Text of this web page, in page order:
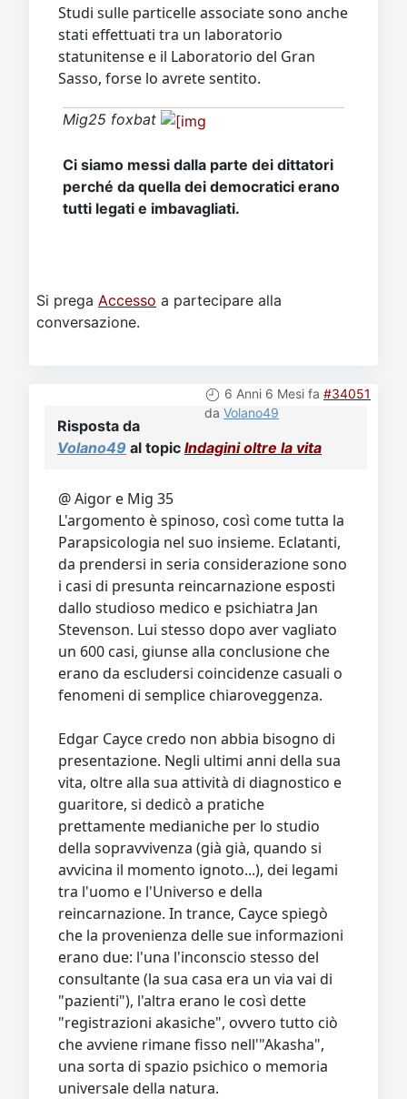
Studi sulle particelle associate sono anche
stati effettuati tra un laboratorio
statunitense e il Laboratorio del Gran
Sasso, forse lo avrete sentito.
Mig25 foxbat
Ci siamo messi dalla parte dei dittatori
perché da quella dei democratici erano
tutti legati e imbavagliati.
Si prega Accesso a partecipare alla
conversazione.
6 Anni 6 Mesi fa #34051
da Volano49
Risposta da
Volano49 al topic Indagini oltre la vita
@ Aigor e Mig 35
L'argomento è spinoso, così come tutta la
Parapsicologia nel suo insieme. Eclatanti,
da prendersi in seria considerazione sono
i casi di presunta reincarnazione esposti
dallo studioso medico e psichiatra Jan
Stevenson. Lui stesso dopo aver vagliato
un 600 casi, giunse alla conclusione che
erano da escludersi coincidenze casuali o
fenomeni di semplice chiaroveggenza.
Edgar Cayce credo non abbia bisogno di
presentazione. Negli ultimi anni della sua
vita, oltre alla sua attività di diagnostico e
guaritore, si dedicò a pratiche
prettamente medianiche per lo studio
della sopravvivenza (già già, quando si
avvicina il momento ignoto...), dei legami
tra l'uomo e l'Universo e della
reincarnazione. In trance, Cayce spiegò
che la provenienza delle sue informazioni
erano due: l'una l'inconscio stesso del
consultante (la sua casa era un via vai di
"pazienti"), l'altra erano le così dette
"registrazioni akasiche", ovvero tutto ciò
che avviene rimane fisso nell'"Akasha",
una sorta di spazio psichico o memoria
universale della natura.